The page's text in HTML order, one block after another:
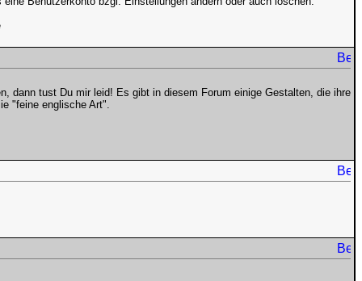
dann tust Du mir leid! Es gibt in diesem Forum einige Gestalten, die ihre
"feine englische Art".